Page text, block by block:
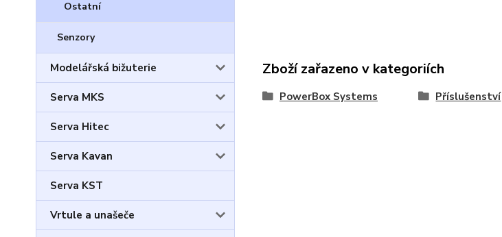
Ostatní
Senzory
Modelářská bižuterie
Serva MKS
Serva Hitec
Serva Kavan
Serva KST
Vrtule a unašeče
Zboží zařazeno v kategoriích
PowerBox Systems Příslušenství